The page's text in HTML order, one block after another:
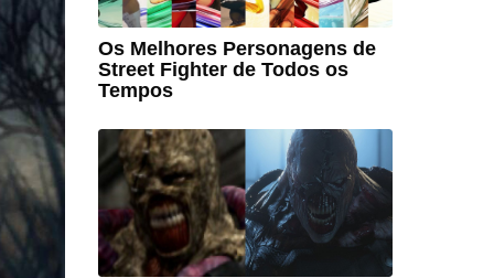
Os Melhores Personagens de
Street Fighter de Todos os
Tempos